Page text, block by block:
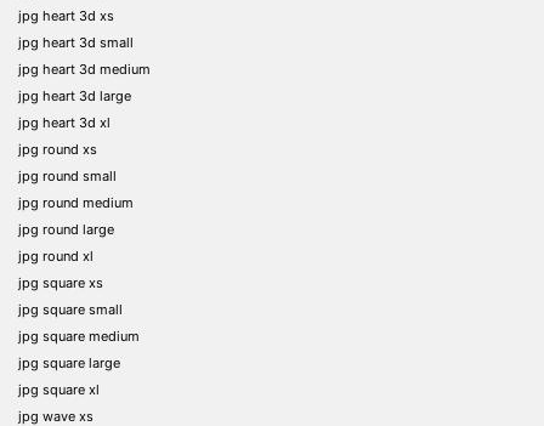
jpg heart 3d xs
jpg heart 3d small
jpg heart 3d medium
jpg heart 3d large
jpg heart 3d xl
jpg round xs
jpg round small
jpg round medium
jpg round large
jpg round xl
jpg square xs
jpg square small
jpg square medium
jpg square large
jpg square xl
jpg wave xs